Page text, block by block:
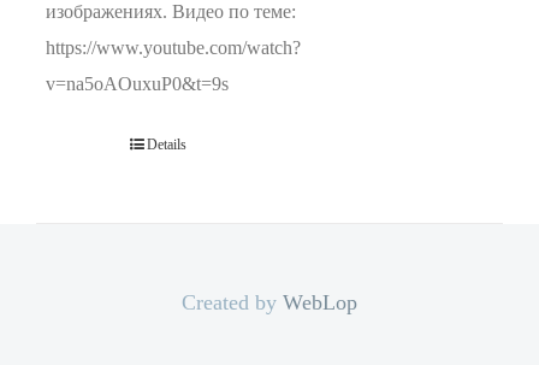
изображениях. Видео по теме:
https://www.youtube.com/watch?
v=na5oAOuxuP0&t=9s
Details
Created by WebLop